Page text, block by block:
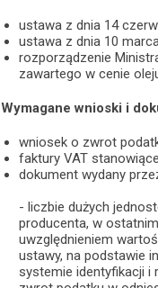
ustawa z dnia 14
ustawa z dnia 10
rozporządzenie
zawartego w cenie
Wymagane wnioski i
wniosek o zwrot
faktury VAT
dokument wydany
- liczbie dużych
producenta, w
uwzględnieniem
ustawy, na podstawie
systemie identyfikacji i